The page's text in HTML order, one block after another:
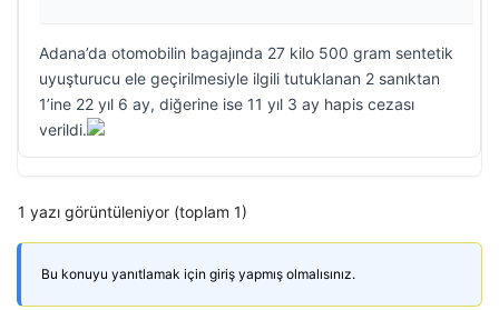
Adana’da otomobilin bagajında 27 kilo 500 gram sentetik
uyuşturucu ele geçirilmesiyle ilgili tutuklanan 2 sanıktan
1’ine 22 yıl 6 ay, diğerine ise 11 yıl 3 ay hapis cezası
verildi.
1 yazı görüntüleniyor (toplam 1)
Bu konuyu yanıtlamak için giriş yapmış olmalısınız.